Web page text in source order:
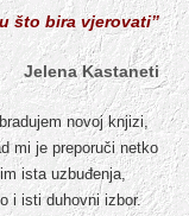
što bira vjerovati”
Jelena Kastaneti
novoj knjizi,
mi je preporuči netko
ista uzbuđenja,
i isti duhovni izbor.